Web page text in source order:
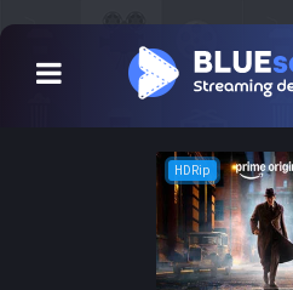
HDRip